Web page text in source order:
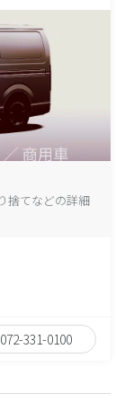
捨てなどの詳細
072-331-0100